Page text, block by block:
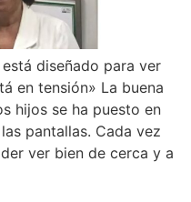
diseñado para ver
en tensión» La buena
hijos se ha puesto en
pantallas. Cada vez
ver bien de cerca y a